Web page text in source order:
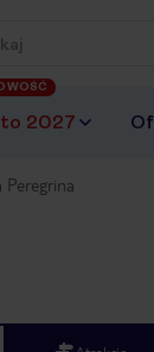
której szukasz
2027